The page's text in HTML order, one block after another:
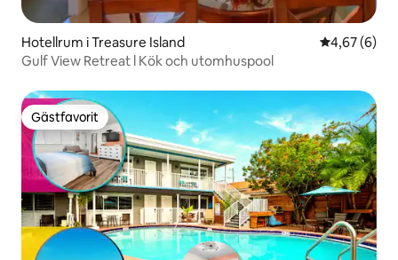
Hotellrum i Treasure Island 4,67 av 5 i
4,67 (6)
Gulf View Retreat l Kök och utomhuspool
Gästfavorit
Gästfavorit